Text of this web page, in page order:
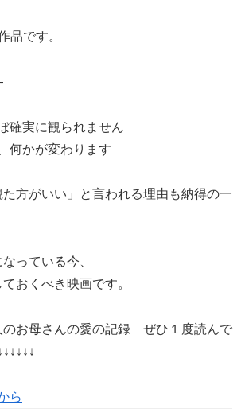
品です。
確実に観られません
何かが変わります
た方がいい」と言われる理由も納得の一
っている今、
おくべき映画です。
のお母さんの愛の記録 ぜひ１度読んで
ら